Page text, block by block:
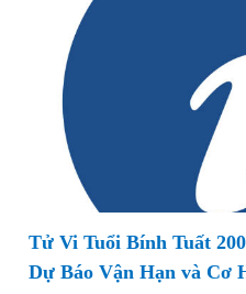
Tử Vi Tuổi Bính Tuất
Dự Báo Vận Hạn và Cơ